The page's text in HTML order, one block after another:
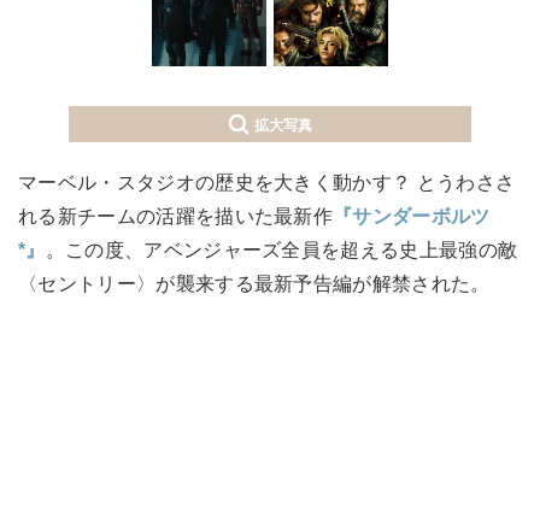
拡大写真
マーベル・スタジオの歴史を大きく動かす？ とうわささ
れる新チームの活躍を描いた最新作 『サンダーボルツ
*』 。この度、アベンジャーズ全員を超える史上最強の敵
〈セントリー〉が襲来する最新予告編が解禁された。